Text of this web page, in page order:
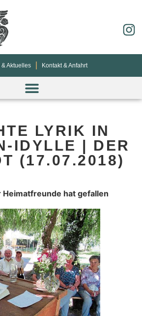
& Aktuelles Kontakt & Anfahrt
LYRIK IN
IDYLLE | DER
(17.07.2018)
hat gefallen